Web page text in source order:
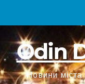
Odin
Новини міста